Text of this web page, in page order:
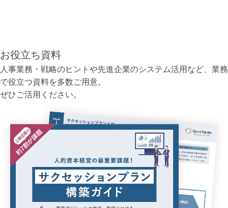
お役立ち資料
人事業務・戦略のヒントや先進企業のシステム活用など、業務
で役立つ資料を多数ご用意。
ぜひご活用ください。